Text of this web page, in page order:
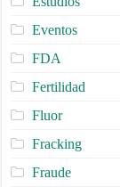
Eventos
FDA
Fertilidad
Fluor
Fracking
Fraude